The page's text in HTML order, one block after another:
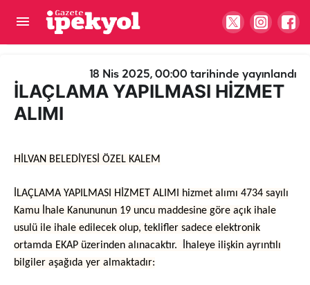
18 Nis 2025, 00:00 tarihinde yayınlandı
İLAÇLAMA YAPILMASI HİZMET
ALIMI
HİLVAN BELEDİYESİ ÖZEL KALEM
İLAÇLAMA YAPILMASI HİZMET ALIMI hizmet alımı 4734 sayılı
Kamu İhale Kanununun 19 uncu maddesine göre açık ihale
usulü ile ihale edilecek olup, teklifler sadece elektronik
ortamda EKAP üzerinden alınacaktır. İhaleye ilişkin ayrıntılı
bilgiler aşağıda yer almaktadır:
İLAÇLAMA YAPILMASI HİZMET ALIMI